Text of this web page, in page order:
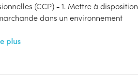
(CCP) - 1. Mettre à disposition
dans un environnement
plus